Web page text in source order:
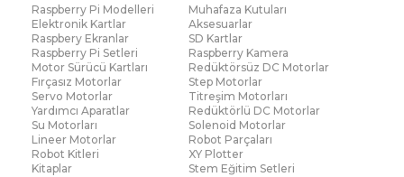
kaynakları, elektrik enerjisini dönüştüren, düzenleyen veya belirli
bir seviyede sabitleyen ekipmanların tamamını ifade eder. DC güç
kaynakları ise alternatif akımı doğru akıma çevirerek cihazlara
kararlı bir enerji sunar. Bu sayede hassas devreler korunur, voltaj
dalgalanmalarının önüne geçilir ve performans kaybı yaşanmaz.
Laboratuvar çalışmalarından endüstriyel üretim hatlarına kadar
geniş bir kullanım alanı bulunan bu sistemler, teknolojik
altyapının temel taşlarından biridir. Güç kaynakları modelleri
Raspberry Pi Modelleri
Muhafaza Kutuları
Elektronik Kartlar
Aksesuarlar
Raspbery Ekranlar
SD Kartlar
Raspberry Pi Setleri
Raspberry Kamera
Motor Sürücü Kartları
Redüktörsüz DC Motorlar
Fırçasız Motorlar
Step Motorlar
Servo Motorlar
Titreşim Motorları
Yardımcı Aparatlar
Redüktörlü DC Motorlar
Su Motorları
Solenoid Motorlar
Lineer Motorlar
Robot Parçaları
Robot Kitleri
XY Plotter
Kitaplar
Stem Eğitim Setleri